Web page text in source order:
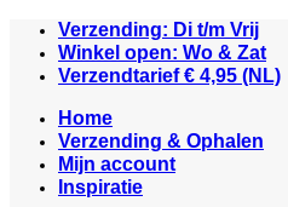
naar
inhoud
Verzending: Di t/m Vrij
Winkel open: Wo & Zat
Verzendtarief € 4,95 (NL)
Home
Verzending & Ophalen
Mijn account
Inspiratie